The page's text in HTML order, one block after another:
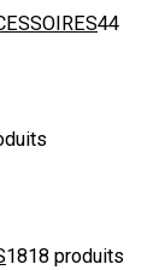
44
1818 produits